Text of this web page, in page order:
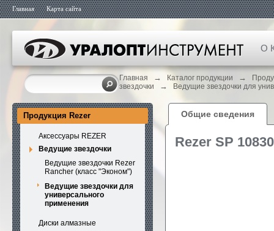
Главная Карта сайта
О
Главная → Каталог продукции →
звездочки
→ Ведущие звездочки для
Продукция Rezer
Аксессуары REZER
Ведущие звездочки
Ведущие звездочки Rezer
Rancher (класс "Эконом")
Ведущие звездочки для
универсального
применения
Диски алмазные
Общие сведения
Rezer SP